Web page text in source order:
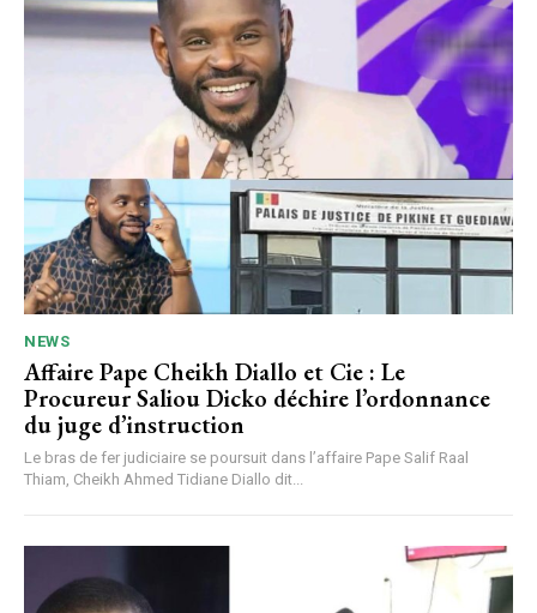
NEWS
Affaire Pape Cheikh Diallo et Cie : Le
Procureur Saliou Dicko déchire l’ordonnance
du juge d’instruction
Le bras de fer judiciaire se poursuit dans l’affaire Pape Salif Raal
Thiam, Cheikh Ahmed Tidiane Diallo dit...